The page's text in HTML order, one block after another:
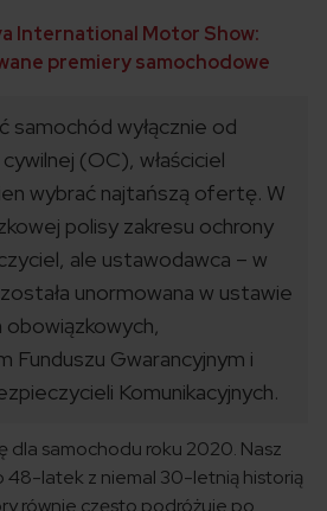
International Motor Show:
premiery samochodowe
samochód wyłącznie od
(OC), właściciel
wybrać najtańszą ofertę. W
polisy zakresu ochrony
ale ustawodawca – w
unormowana w ustawie
Funduszu Gwarancyjnym i
Komunikacyjnych.
dla samochodu roku 2020. Nasz
48-latek z niemal 30-letnią historią